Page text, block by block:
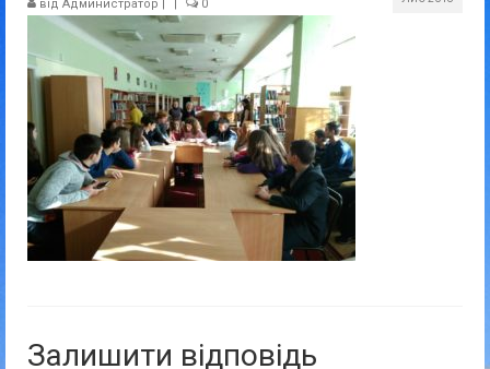
Батькам та учням
Прозорість та відкритість
від Администратор | | 0
Залишити відповідь